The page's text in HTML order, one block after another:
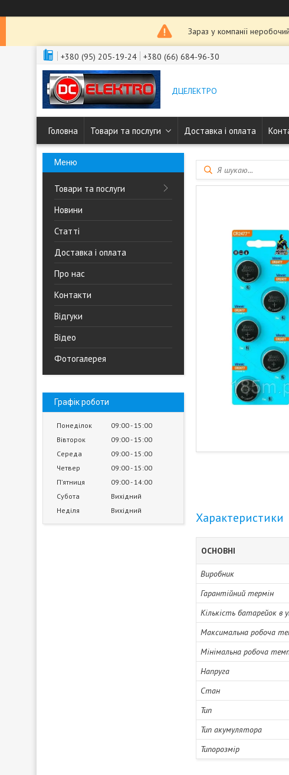
Зараз у компанії
+380 (95) 205-19-24 +380 (66) 684-96-30
ДЦЕЛЕКТРО
Головна Товари та послуги Доставка і оплата
Товари та послуги
Новини
Статті
Доставка і оплата
Про нас
Контакти
Відгуки
Відео
Фотогалерея
Графік роботи
Понеділок 09:00 15:00
Вівторок
09:00 15:00
Середа
09:00 15:00
Четвер
09:00 15:00
Пʼятниця
09:00 14:00
Субота
Вихідний
Неділя
Вихідний Характеристики
ОСНОВНІ
Виробник
Гарантійний термін
Кількість батарейок в
Максимальна робоча
Мінімальна робоча
Напруга
Стан
Тип
Тип акумулятора
Типорозмір